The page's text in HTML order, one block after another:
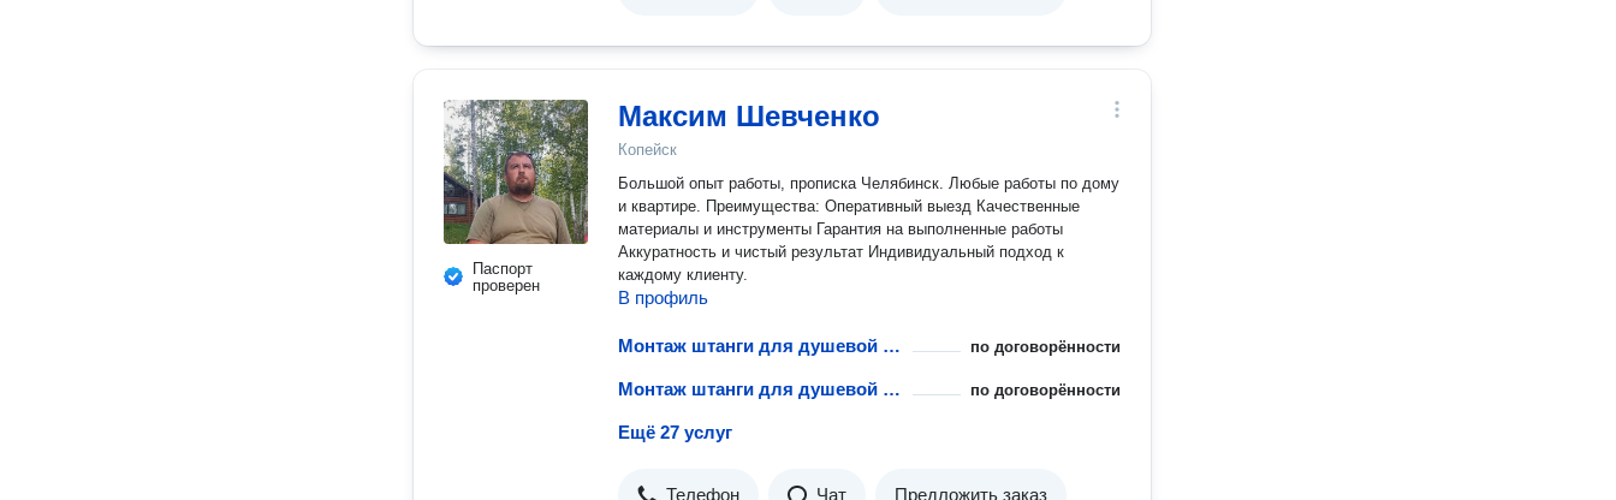
Паспорт
проверен
Максим Шевченко
Копейск
Большой опыт работы, прописка Челябинск. Любые работы по дому
и квартире. Преимущества: Оперативный выезд Качественные
материалы и инструменты Гарантия на выполненные работы
Аккуратность и чистый результат Индивидуальный подход к
каждому клиенту.
В профиль
Монтаж штанги для душевой шторки по договорённости
Монтаж штанги для душевой шторки по договорённости
Ещё 27 услуг
Телефон Чат Предложить заказ